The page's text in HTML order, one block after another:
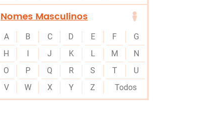
Nomes Masculinos
A B C D E F
G
H
I J K L M
N
O
P Q R S T
U
V
W X Y Z Todos